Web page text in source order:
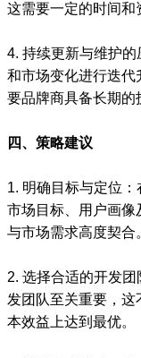
这需要一定的时间和
4. 持续更新与维护
和市场变化进行迭代
要品牌商具备长期的
四、策略建议
1. 明确目标与定位
市场目标、用户画像
与市场需求高度契合
2. 选择合适的开发
发团队至关重要，
本效益上达到最优。